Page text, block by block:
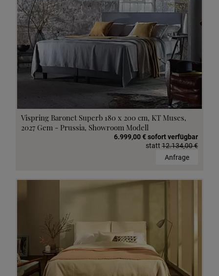
Vispring Baronet Superb 180 x 200 cm, KT Muses,
2027 Gem - Prussia, Showroom Modell
6.999,00 € sofort verfügbar
statt 12.134,00 €
Anfrage